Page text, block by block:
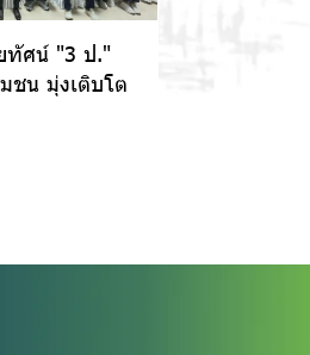
ทัศน์ "3 ป."
ชน มุ่งเติบโต